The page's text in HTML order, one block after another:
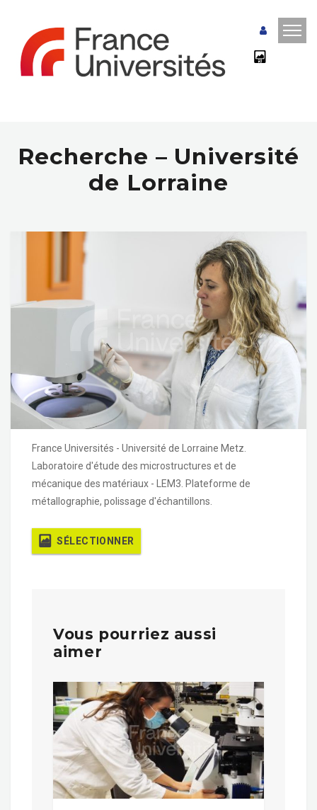
Recherche – Université
de Lorraine
France Universités - Université de Lorraine Metz.
Laboratoire d'étude des microstructures et de
mécanique des matériaux - LEM3. Plateforme de
métallographie, polissage d'échantillons.
SÉLECTIONNER
Vous pourriez aussi
aimer